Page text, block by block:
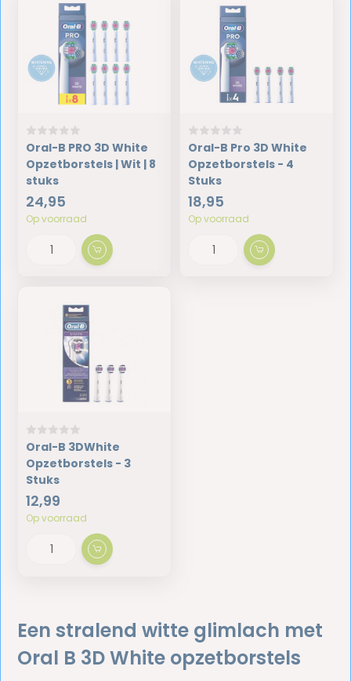
Oral-B PRO 3D White
Opzetborstels | Wit | 8
stuks
24,95
Op voorraad
Oral-B Pro 3D White
Opzetborstels - 4
Stuks
18,95
Op voorraad
Oral-B 3DWhite
Opzetborstels - 3
Stuks
12,99
Op voorraad
Een stralend witte glimlach met
Oral B 3D White opzetborstels